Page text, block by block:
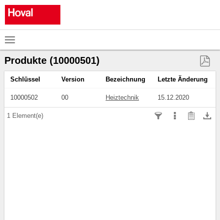

Produkte (10000501) 
Schlüssel Version Bezeichnung Letzte Änderung
10000502 00 Heiztechnik 15.12.2020
1 Element(e)    